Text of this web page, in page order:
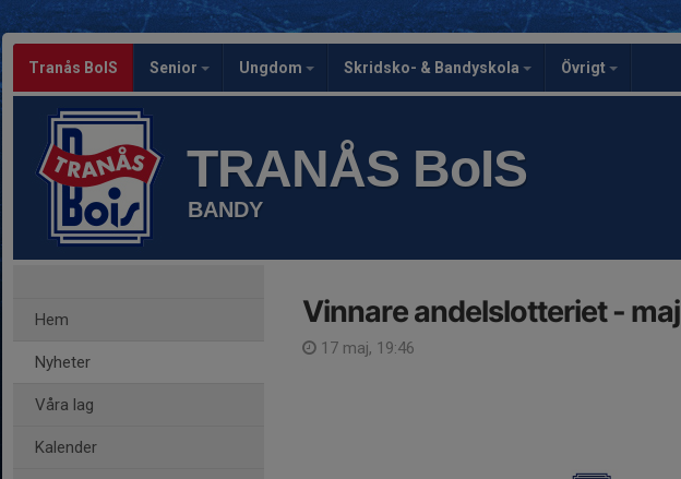
Tranås BoIS Senior Ungdom Skridsko- & Bandyskola Övrigt
TRANÅS BoIS
BANDY
Hem
Nyheter
Våra lag
Kalender
Vinnare andelslotteriet - maj
17 maj, 19:46